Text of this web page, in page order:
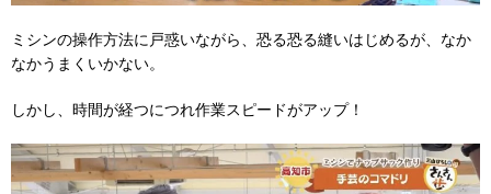
ミシンの操作方法に戸惑いながら、恐る恐る縫いはじめるが、なか
なかうまくいかない。
しかし、時間が経つにつれ作業スピードがアップ！